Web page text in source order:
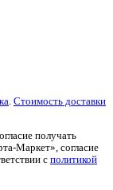
Стоимость доставки
получать
Маркет», согласие
с политикой